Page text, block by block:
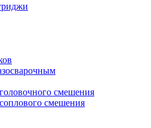
смешения
смешения